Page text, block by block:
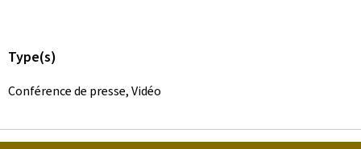
Type(s)
Conférence de presse, Vidéo